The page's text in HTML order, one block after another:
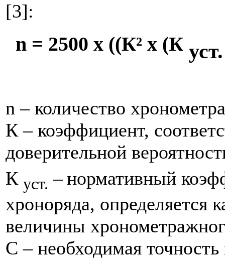
[3]:
n= 2500 x((К² x(К
n – количество
К – коэффициент,
доверительной
К уст. –нормативный
хроноряда, определяется
величины
С – необходимая